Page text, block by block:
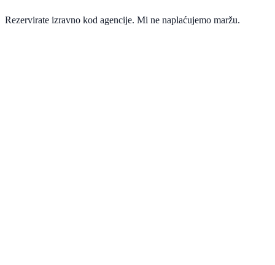
Rezervirate izravno kod agencije. Mi ne naplaćujemo maržu.